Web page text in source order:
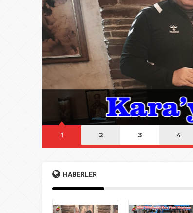
20:00
08:20 Buca
20:20 Namazı
20:15 Büyük
20:08
1 2 3 4
HABERLER